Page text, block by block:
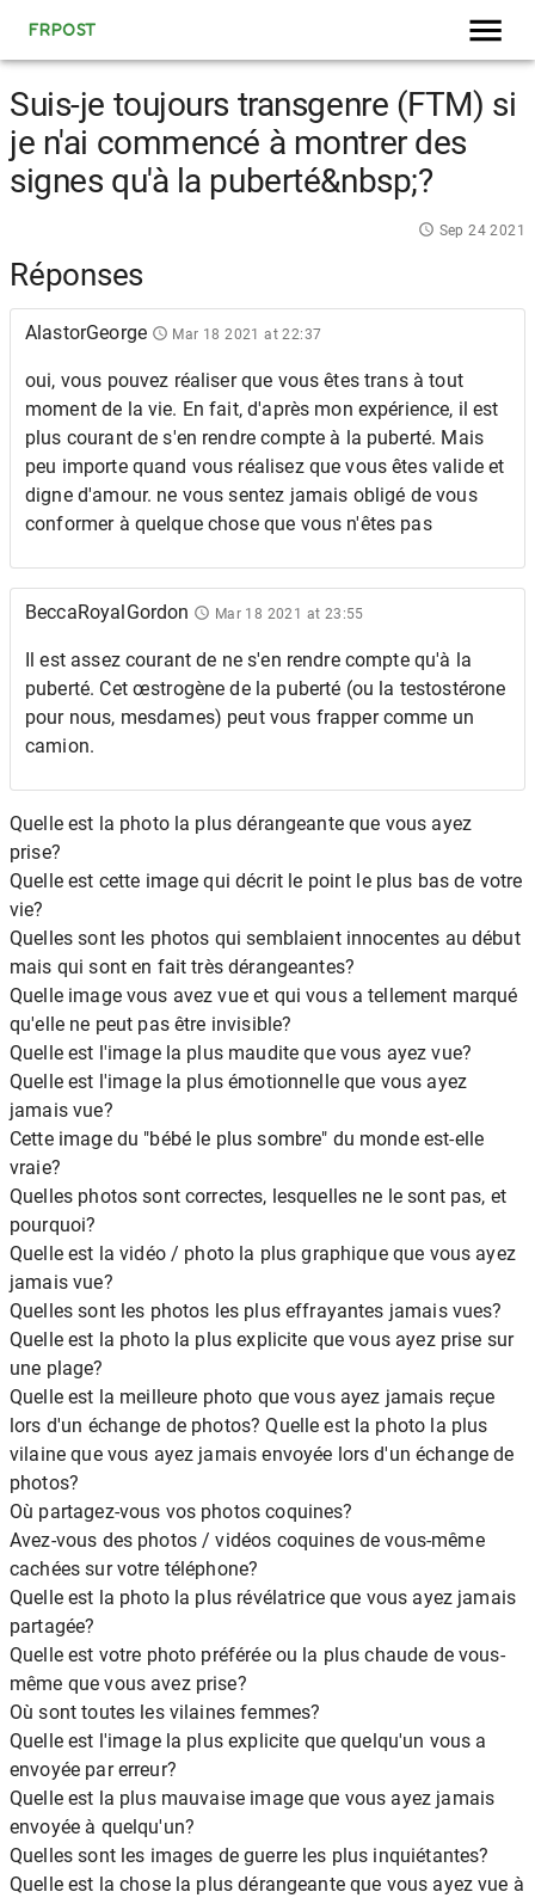
FRPOST
Suis-je toujours transgenre (FTM) si
je n'ai commencé à montrer des
signes qu'à la puberté&nbsp;?
Sep 24 2021
Réponses
AlastorGeorge Mar 18 2021 at 22:37
oui, vous pouvez réaliser que vous êtes trans à tout
moment de la vie. En fait, d'après mon expérience, il est
plus courant de s'en rendre compte à la puberté. Mais
peu importe quand vous réalisez que vous êtes valide et
digne d'amour. ne vous sentez jamais obligé de vous
conformer à quelque chose que vous n'êtes pas
BeccaRoyalGordon Mar 18 2021 at 23:55
Il est assez courant de ne s'en rendre compte qu'à la
puberté. Cet œstrogène de la puberté (ou la testostérone
pour nous, mesdames) peut vous frapper comme un
camion.
Quelle est la photo la plus dérangeante que vous ayez
prise?
Quelle est cette image qui décrit le point le plus bas de votre
vie?
Quelles sont les photos qui semblaient innocentes au début
mais qui sont en fait très dérangeantes?
Quelle image vous avez vue et qui vous a tellement marqué
qu'elle ne peut pas être invisible?
Quelle est l'image la plus maudite que vous ayez vue?
Quelle est l'image la plus émotionnelle que vous ayez
jamais vue?
Cette image du "bébé le plus sombre" du monde est-elle
vraie?
Quelles photos sont correctes, lesquelles ne le sont pas, et
pourquoi?
Quelle est la vidéo / photo la plus graphique que vous ayez
jamais vue?
Quelles sont les photos les plus effrayantes jamais vues?
Quelle est la photo la plus explicite que vous ayez prise sur
une plage?
Quelle est la meilleure photo que vous ayez jamais reçue
lors d'un échange de photos? Quelle est la photo la plus
vilaine que vous ayez jamais envoyée lors d'un échange de
photos?
Où partagez-vous vos photos coquines?
Avez-vous des photos / vidéos coquines de vous-même
cachées sur votre téléphone?
Quelle est la photo la plus révélatrice que vous ayez jamais
partagée?
Quelle est votre photo préférée ou la plus chaude de vous-
même que vous avez prise?
Où sont toutes les vilaines femmes?
Quelle est l'image la plus explicite que quelqu'un vous a
envoyée par erreur?
Quelle est la plus mauvaise image que vous ayez jamais
envoyée à quelqu'un?
Quelles sont les images de guerre les plus inquiétantes?
Quelle est la chose la plus dérangeante que vous ayez vue à